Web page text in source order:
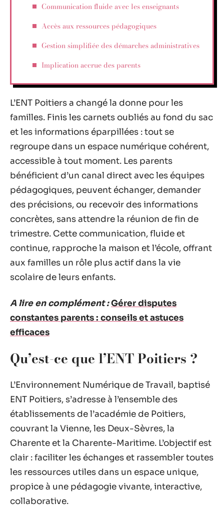
Communication fluide avec les enseignants
Accès aux ressources pédagogiques
Gestion simplifiée des démarches administratives
Implication accrue des parents
L’ENT Poitiers a changé la donne pour les
familles. Finis les carnets oubliés au fond du sac
et les informations éparpillées : tout se
regroupe dans un espace numérique cohérent,
accessible à tout moment. Les parents
bénéficient d’un canal direct avec les équipes
pédagogiques, peuvent échanger, demander
des précisions, ou recevoir des informations
concrètes, sans attendre la réunion de fin de
trimestre. Cette communication, fluide et
continue, rapproche la maison et l’école, offrant
aux familles un rôle plus actif dans la vie
scolaire de leurs enfants.
A lire en complément :Gérer disputes
constantes parents : conseils et astuces
efficaces
Qu’est-ce que l’ENT Poitiers ?
L’Environnement Numérique de Travail, baptisé
ENT Poitiers, s’adresse à l’ensemble des
établissements de l’académie de Poitiers,
couvrant la Vienne, les Deux-Sèvres, la
Charente et la Charente-Maritime. L’objectif est
clair : faciliter les échanges et rassembler toutes
les ressources utiles dans un espace unique,
propice à une pédagogie vivante, interactive,
collaborative.